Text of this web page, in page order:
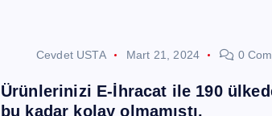
Cevdet USTA Mart 21, 2024 0
Ürünlerinizi E-İhracat ile 190
bu kadar kolay olmamıştı.